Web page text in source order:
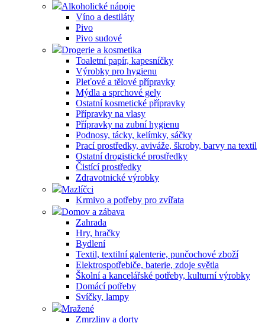
Alkoholické nápoje
Víno a destiláty
Pivo
Pivo sudové
Drogerie a kosmetika
Toaletní papír, kapesníčky
Výrobky pro hygienu
Pleťové a tělové přípravky
Mýdla a sprchové gely
Ostatní kosmetické přípravky
Přípravky na vlasy
Přípravky na zubní hygienu
Podnosy, tácky, kelímky, sáčky
Prací prostředky, aviváže, škroby, barvy na textil
Ostatní drogistické prostředky
Čistící prostředky
Zdravotnické výrobky
Mazlíčci
Krmivo a potřeby pro zvířata
Domov a zábava
Zahrada
Hry, hračky
Bydlení
Textil, textilní galenterie, punčochové zboží
Elektrospotřebiče, baterie, zdoje světla
Školní a kancelářské potřeby, kulturní výrobky
Domácí potřeby
Svíčky, lampy
Mražené
Zmrzliny a dorty